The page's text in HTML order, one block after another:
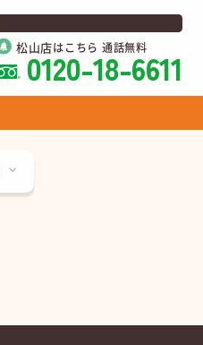
松山店はこちら 通話無料
0120-18-6611